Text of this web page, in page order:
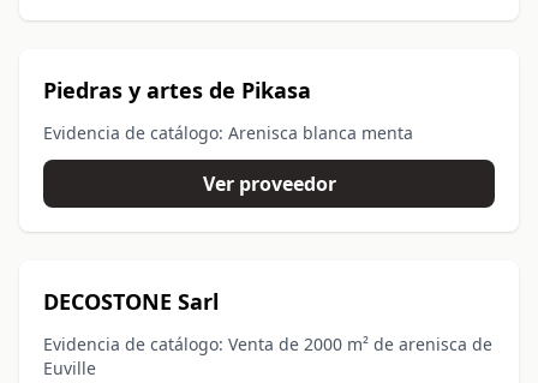
Piedras y artes de Pikasa
Evidencia de catálogo: Arenisca blanca menta
Ver proveedor
DECOSTONE Sarl
Evidencia de catálogo: Venta de 2000 m² de arenisca de
Euville